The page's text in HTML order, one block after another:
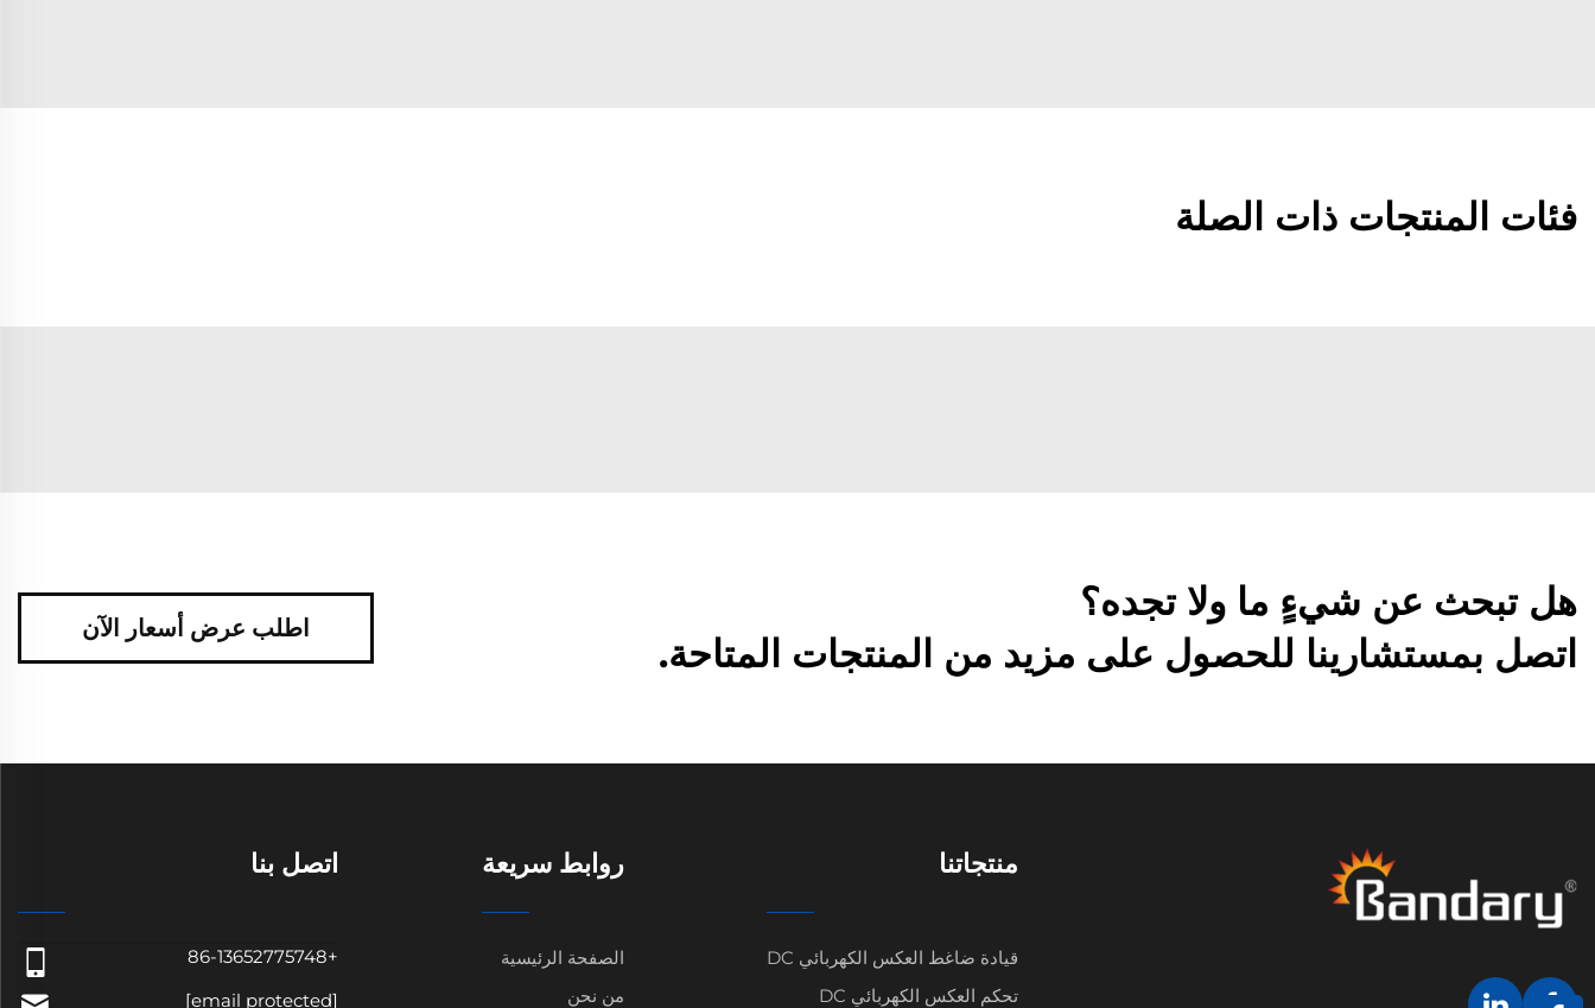
فئات المنتجات ذات الصلة
هل تبحث عن شيءٍ ما ولا تجده؟
اتصل بمستشارينا للحصول على مزيد من المنتجات المتاحة.
اطلب عرض أسعار الآن
منتجاتنا
قيادة ضاغط العكس الكهربائي DC
تحكم العكس الكهربائي DC
روابط سريعة
الصفحة الرئيسية
من نحن
اتصل بنا
+86-13652775748
[email protected]